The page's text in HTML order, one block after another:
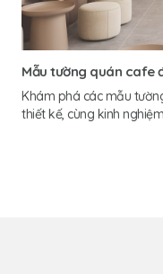
Mẫu tường quán cafe
Khám phá các mẫu
thiết kế, cùng kinh